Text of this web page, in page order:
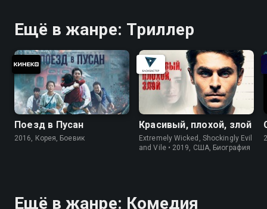
Ещё в жанре: Триллер
Поезд в Пусан
2016, Корея, Боевик
Красивый, плохой, злой
Extremely Wicked, Shockingly Evil
and Vile • 2019, США, Биография
Ещё в жанре: Комедия